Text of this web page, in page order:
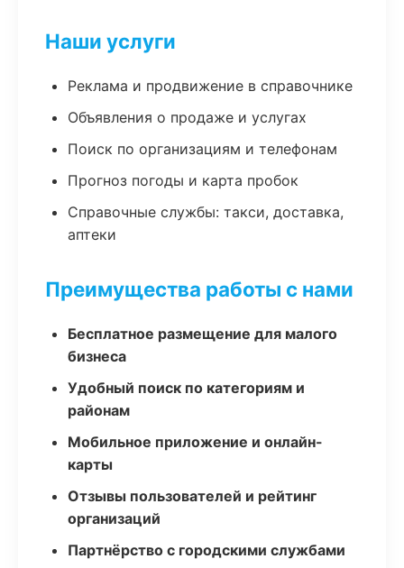
Наши услуги
Реклама и продвижение в справочнике
Объявления о продаже и услугах
Поиск по организациям и телефонам
Прогноз погоды и карта пробок
Справочные службы: такси, доставка,
аптеки
Преимущества работы с нами
Бесплатное размещение для малого
бизнеса
Удобный поиск по категориям и
районам
Мобильное приложение и онлайн-
карты
Отзывы пользователей и рейтинг
организаций
Партнёрство с городскими службами